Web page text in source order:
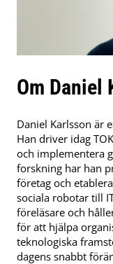
Om Daniel
Daniel Karlsson är
Han driver idag
och implementera
forskning har han
företag och
sociala robotar till
föreläsare och
för att hjälpa
teknologiska
dagens snabbt